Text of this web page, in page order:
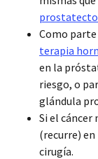
Como
terapia
en la
riesgo, o
glándula
Si el
(recurre)
cirugía.